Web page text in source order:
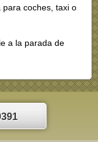
para coches, taxi o
a la parada de